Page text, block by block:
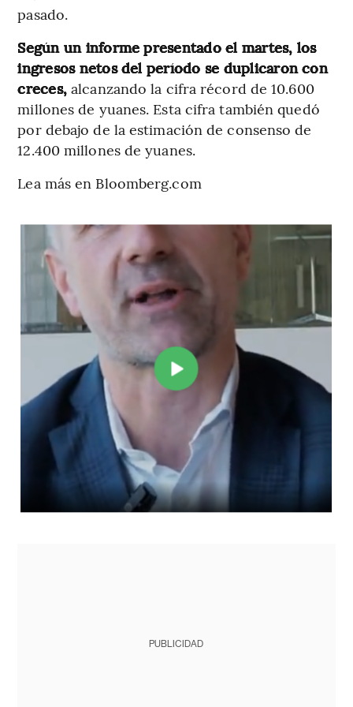
pasado.
Según un informe presentado el martes, los
ingresos netos del período se duplicaron con
creces, alcanzando la cifra récord de 10.600
millones de yuanes. Esta cifra también quedó
por debajo de la estimación de consenso de
12.400 millones de yuanes.
Lea más en Bloomberg.com
PUBLICIDAD